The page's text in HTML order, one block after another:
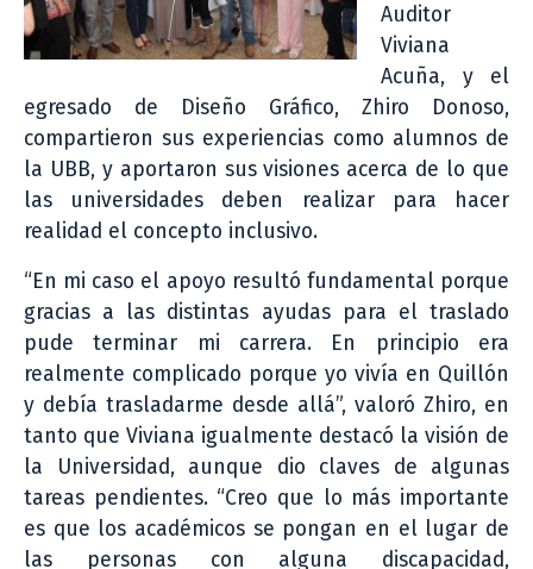
Auditor
Viviana
Acuña, y el
egresado de Diseño Gráfico, Zhiro Donoso,
compartieron sus experiencias como alumnos de
la UBB, y aportaron sus visiones acerca de lo que
las universidades deben realizar para hacer
realidad el concepto inclusivo.
“En mi caso el apoyo resultó fundamental porque
gracias a las distintas ayudas para el traslado
pude terminar mi carrera. En principio era
realmente complicado porque yo vivía en Quillón
y debía trasladarme desde allá”, valoró Zhiro, en
tanto que Viviana igualmente destacó la visión de
la Universidad, aunque dio claves de algunas
tareas pendientes. “Creo que lo más importante
es que los académicos se pongan en el lugar de
las personas con alguna discapacidad,